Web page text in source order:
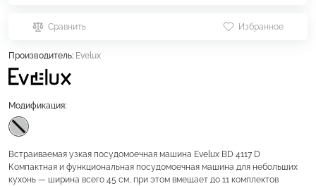
Сравнить Избранное
Производитель: Evelux
Модификация:
Встраиваемая узкая посудомоечная машина Evelux BD 4117 D
Компактная и функциональная посудомоечная машина для небольших
кухонь — ширина всего 45 см, при этом вмещает до 11 комплектов